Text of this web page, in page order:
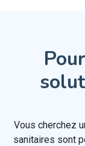
Vous cherchez
sanitaires sont